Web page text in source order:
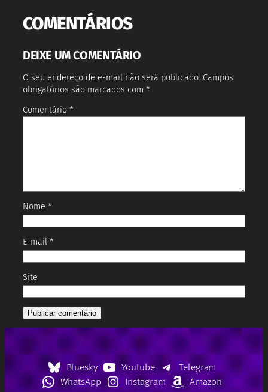
COMENTÁRIOS
DEIXE UM COMENTÁRIO
O seu endereço de e-mail não será publicado. Campos
obrigatórios são marcados com *
Comentário *
Nome *
E-mail *
Site
Bluesky Youtube
Telegram
WhatsApp
Instagram Amazon